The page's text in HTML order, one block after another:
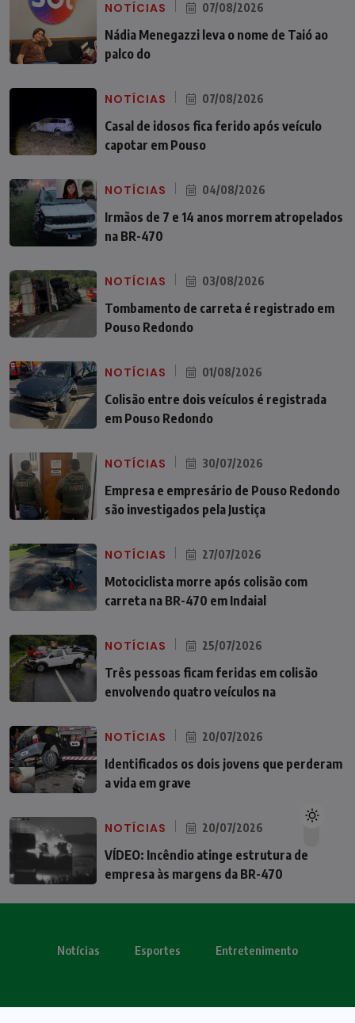
NOTÍCIAS 07/08/2026
Nádia Menegazzi leva o nome de Taió ao
palco do
NOTÍCIAS 07/08/2026
Casal de idosos fica ferido após veículo
capotar em Pouso
NOTÍCIAS 04/08/2026
Irmãos de 7 e 14 anos morrem atropelados
na BR-470
NOTÍCIAS 03/08/2026
Tombamento de carreta é registrado em
Pouso Redondo
NOTÍCIAS 01/08/2026
Colisão entre dois veículos é registrada
em Pouso Redondo
NOTÍCIAS 30/07/2026
Empresa e empresário de Pouso Redondo
são investigados pela Justiça
NOTÍCIAS 27/07/2026
Motociclista morre após colisão com
carreta na BR-470 em Indaial
NOTÍCIAS 25/07/2026
Três pessoas ficam feridas em colisão
envolvendo quatro veículos na
NOTÍCIAS 20/07/2026
Identificados os dois jovens que perderam
a vida em grave
NOTÍCIAS 20/07/2026
VÍDEO: Incêndio atinge estrutura de
empresa às margens da BR-470
Notícias Esportes Entretenimento